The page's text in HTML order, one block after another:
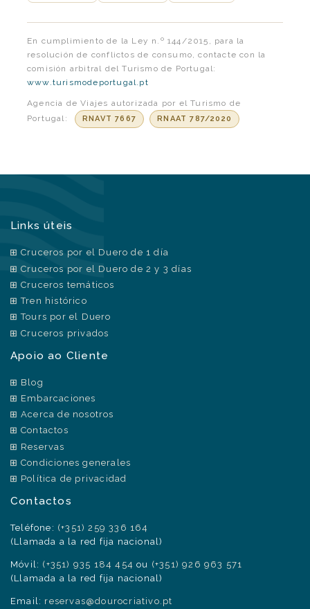
En cumplimiento de la Ley n.º 144/2015, para la
resolución de conflictos de consumo, contacte con la
comisión arbitral del Turismo de Portugal:
www.turismodeportugal.pt
Agencia de Viajes autorizada por el Turismo de
Portugal:
RNAVT 7667 RNAAT 787/2020
Links úteis
Cruceros por el Duero de 1 día
Cruceros por el Duero de 2 y 3 días
Cruceros temáticos
Tren histórico
Tours por el Duero
Cruceros privados
Apoio ao Cliente
Blog
Embarcaciones
Acerca de nosotros
Contactos
Reservas
Condiciones generales
Política de privacidad
Contactos
Teléfone: (+351) 259 336 164
(Llamada a la red fija nacional)
Móvil: (+351) 935 184 454 ou (+351) 926 963 571
(Llamada a la red fija nacional)
Email: reservas@dourocriativo.pt